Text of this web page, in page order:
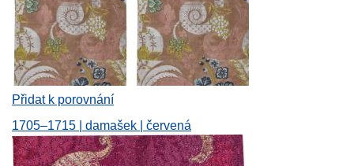
Přidat k porovnání
1705–1715 | damašek | červená